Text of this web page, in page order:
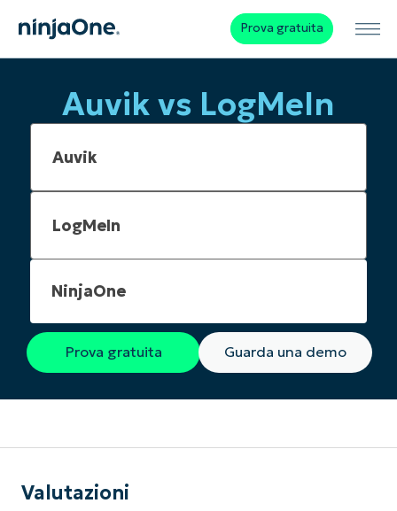
Prova gratuita
Auvik vs LogMeIn
NinjaOne
Prova gratuita Guarda una demo
Valutazioni